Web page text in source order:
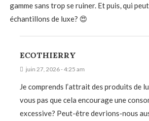
gamme sans trop se ruiner. Et puis, qui
échantillons de luxe? 😍
ECOTHIERRY
juin 27, 2026 - 4:25 am
Je comprends l’attrait des produits de
vous pas que cela encourage une
excessive? Peut-être devrions-nous